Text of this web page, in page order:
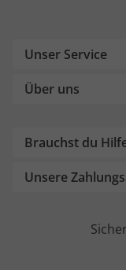
Unser Service
Über uns
Brauchst du
Unsere